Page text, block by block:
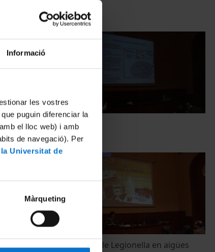
Informació
les vostres
puguin diferenciar la
el lloc web) i amb
de navegació). Per
Universitat de
Màrqueting
Teràpia gènica
20 June, 2012
Determinació de Legionella en aigües